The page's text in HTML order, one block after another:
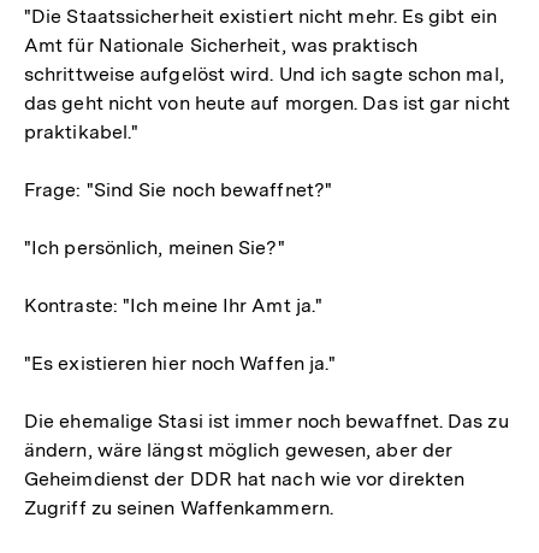
"Die Staatssicherheit existiert nicht mehr. Es gibt ein
Amt für Nationale Sicherheit, was praktisch
schrittweise aufgelöst wird. Und ich sagte schon mal,
das geht nicht von heute auf morgen. Das ist gar nicht
praktikabel."
Frage: "Sind Sie noch bewaffnet?"
"Ich persönlich, meinen Sie?"
Kontraste: "Ich meine Ihr Amt ja."
"Es existieren hier noch Waffen ja."
Die ehemalige Stasi ist immer noch bewaffnet. Das zu
ändern, wäre längst möglich gewesen, aber der
Geheimdienst der DDR hat nach wie vor direkten
Zugriff zu seinen Waffenkammern.